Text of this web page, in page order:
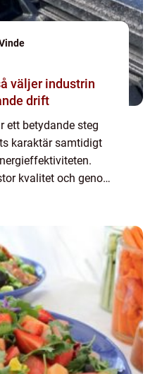
drift
ett betydande steg
karaktär samtidigt
kvalitet och genom